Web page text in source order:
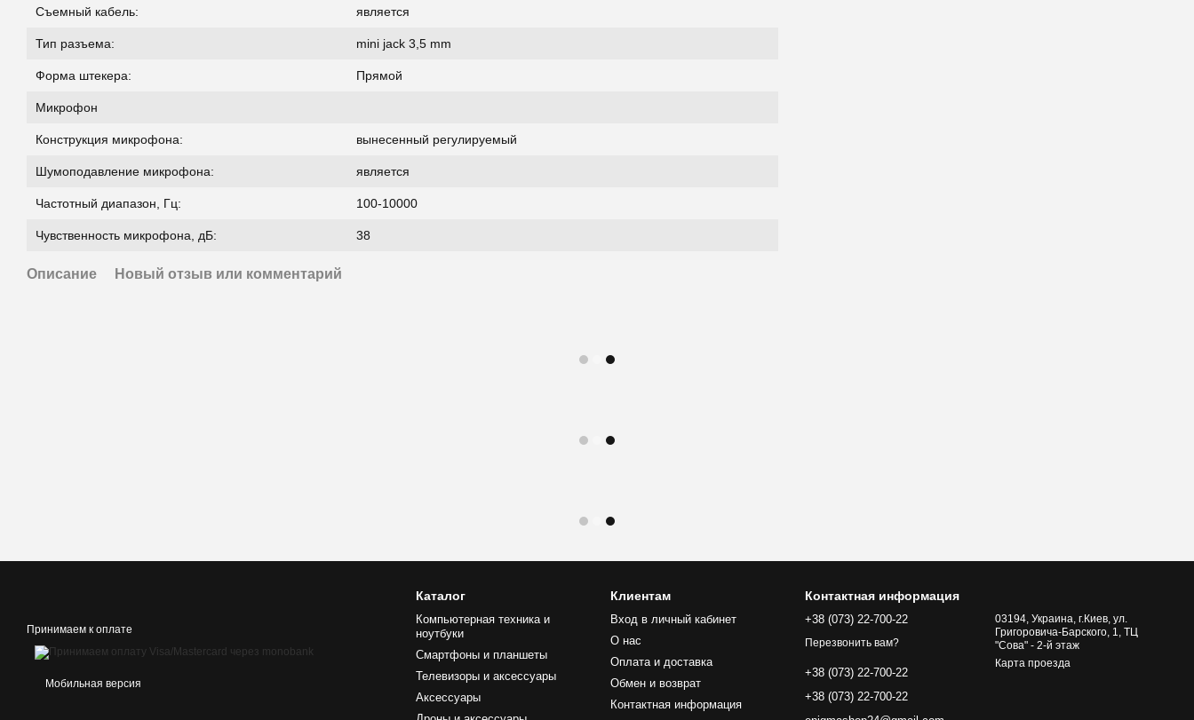
Съемный кабель: является
Тип разъема: mini jack 3,5 mm
Форма штекера: Прямой
Микрофон
Конструкция микрофона: вынесенный регулируемый
Шумоподавление микрофона: является
Частотный диапазон, Гц: 100-10000
Чувственность микрофона, дБ: 38
Описание Новый отзыв или комментарий
Принимаем к оплате
Мобильная версия
Каталог
Компьютерная техника и
ноутбуки
Смартфоны и планшеты
Телевизоры и аксессуары
Аксессуары
Клиентам
Вход в личный кабинет
О нас
Оплата и доставка
Обмен и возврат
Контактная информация
Контактная информация
+38 (073) 22-700-22
Перезвонить вам?
+38 (073) 22-700-22
+38 (073) 22-700-22
03194, Украина, г.Киев, ул.
Григоровича-Барского, 1, ТЦ
"Сова" - 2-й этаж
Карта проезда